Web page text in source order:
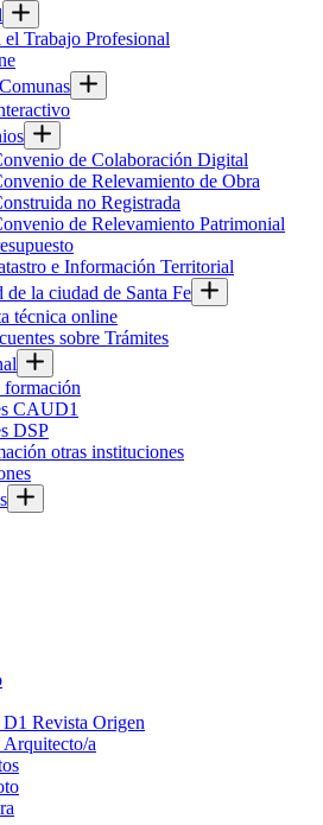
el Trabajo Profesional
de Colaboración Digital
de Relevamiento de Obra
no Registrada
de Relevamiento Patrimonial
e Información Territorial
la ciudad de Santa Fe
técnica online
sobre Trámites
formación
CAUD1
DSP
otras instituciones
Revista Origen
a